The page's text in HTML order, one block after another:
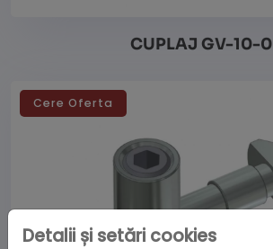
CUPLAJ GV-10-0
Cere Oferta
Detalii și setări cookies